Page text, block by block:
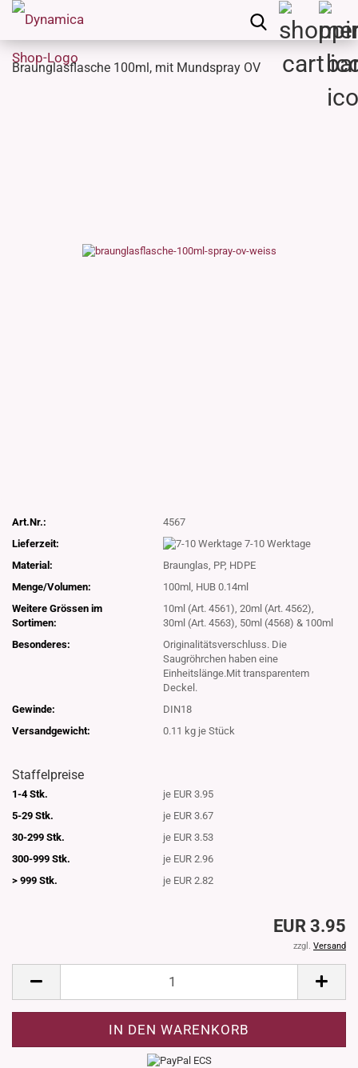
Braunglasflasche 100ml, mit Mundspray OV
Art.Nr.:
4567
Lieferzeit:
7-10 Werktage
Material:
Braunglas, PP, HDPE
Menge/Volumen:
100ml, HUB 0.14ml
Weitere Grössen im
Sortimen:
10ml (Art. 4561), 20ml (Art. 4562),
30ml (Art. 4563), 50ml (4568) & 100ml
Besonderes:
Originalitätsverschluss. Die
Saugröhrchen haben eine
Einheitslänge.Mit transparentem
Deckel.
Gewinde:
DIN18
Versandgewicht:
0.11 kg je Stück
Staffelpreise
1-4 Stk.
je EUR 3.95
5-29 Stk.
je EUR 3.67
30-299 Stk.
je EUR 3.53
300-999 Stk.
je EUR 2.96
> 999 Stk.
je EUR 2.82
EUR 3.95
zzgl. Versand